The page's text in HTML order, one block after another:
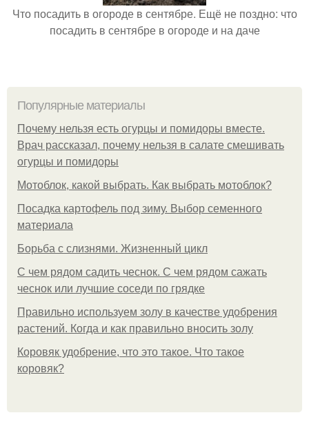
Что посадить в огороде в сентябре. Ещё не поздно: что
посадить в сентябре в огороде и на даче
Популярные материалы
Почему нельзя есть огурцы и помидоры вместе.
Врач рассказал, почему нельзя в салате смешивать
огурцы и помидоры
Мотоблок, какой выбрать. Как выбрать мотоблок?
Посадка картофель под зиму. Выбор семенного
материала
Борьба с слизнями. Жизненный цикл
С чем рядом садить чеснок. С чем рядом сажать
чеснок или лучшие соседи по грядке
Правильно используем золу в качестве удобрения
растений. Когда и как правильно вносить золу
Коровяк удобрение, что это такое. Что такое
коровяк?